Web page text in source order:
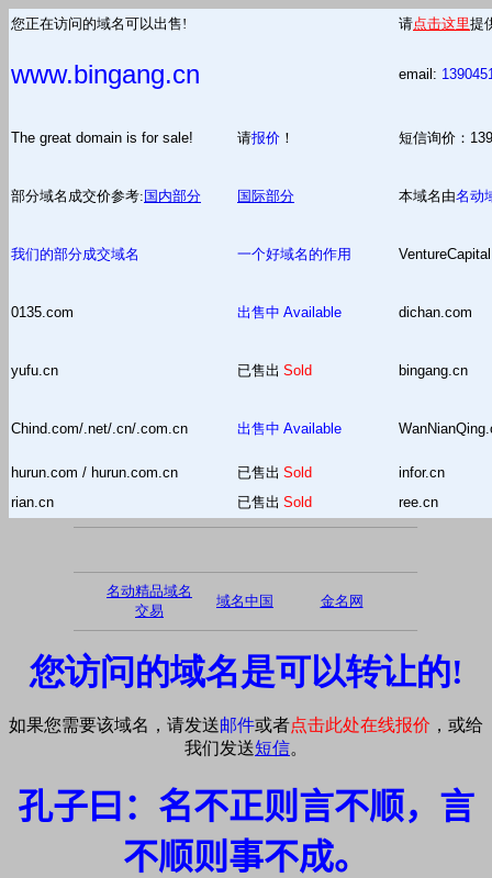
您正在访问的域名可以出售! 请点击这里提
www.bingang.cn email:
The great domain is for sale! 请报价 ！ 短信询价：
部分域名成交价参考: 国内部分 国际部分 本域名由名动
我们的部分成交域名 一个好域名的作用
0135.com 出售中 Available dichan.com
yufu.cn 已售出 Sold bingang.cn
Chind.com/.net/.cn/.com.cn 出售中 Available
hurun.com / hurun.com.cn 已售出 Sold
infor.cn
rian.cn
已售出 Sold ree.cn
名动精品域名
交易
域名中国 金名网
您访问的域名是可以转让的!
如果您需要该域名，请发送邮件或者点击此处在线报价 ，或给
我们发送短信。
孔子曰：名不正则言不顺，言
不顺则事不成。